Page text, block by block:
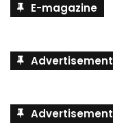
E-magazine
Advertisement
Advertisement